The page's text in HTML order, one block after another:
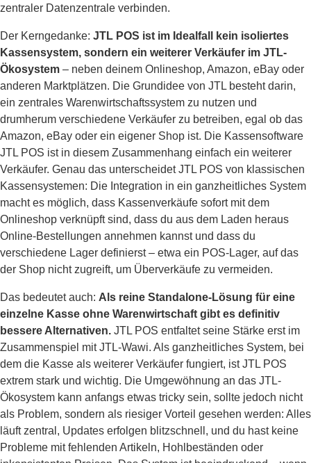
zentraler Datenzentrale verbinden.
Der Kerngedanke: JTL POS ist im Idealfall kein isoliertes
Kassensystem, sondern ein weiterer Verkäufer im JTL-
Ökosystem – neben deinem Onlineshop, Amazon, eBay oder
anderen Marktplätzen. Die Grundidee von JTL besteht darin,
ein zentrales Warenwirtschaftssystem zu nutzen und
drumherum verschiedene Verkäufer zu betreiben, egal ob das
Amazon, eBay oder ein eigener Shop ist. Die Kassensoftware
JTL POS ist in diesem Zusammenhang einfach ein weiterer
Verkäufer. Genau das unterscheidet JTL POS von klassischen
Kassensystemen: Die Integration in ein ganzheitliches System
macht es möglich, dass Kassenverkäufe sofort mit dem
Onlineshop verknüpft sind, dass du aus dem Laden heraus
Online-Bestellungen annehmen kannst und dass du
verschiedene Lager definierst – etwa ein POS-Lager, auf das
der Shop nicht zugreift, um Überverkäufe zu vermeiden.
Das bedeutet auch: Als reine Standalone-Lösung für eine
einzelne Kasse ohne Warenwirtschaft gibt es definitiv
bessere Alternativen. JTL POS entfaltet seine Stärke erst im
Zusammenspiel mit JTL-Wawi. Als ganzheitliches System, bei
dem die Kasse als weiterer Verkäufer fungiert, ist JTL POS
extrem stark und wichtig. Die Umgewöhnung an das JTL-
Ökosystem kann anfangs etwas tricky sein, sollte jedoch nicht
als Problem, sondern als riesiger Vorteil gesehen werden: Alles
läuft zentral, Updates erfolgen blitzschnell, und du hast keine
Probleme mit fehlenden Artikeln, Hohlbeständen oder